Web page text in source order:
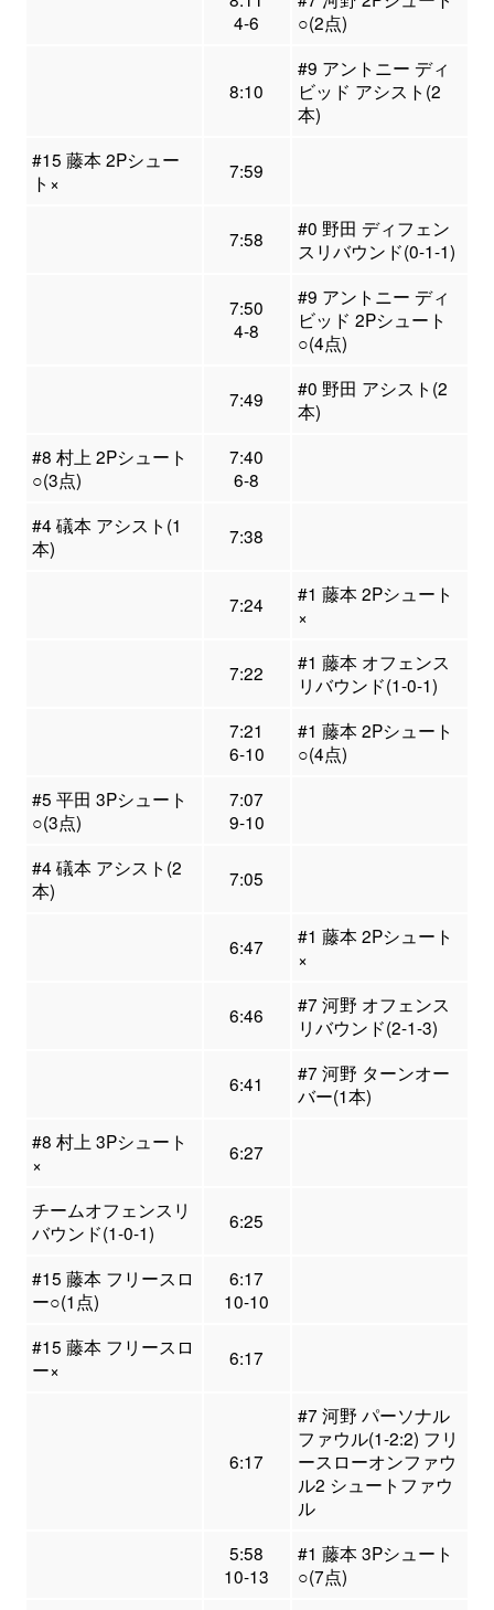
4-6
○(2点)
8:10
#9 アントニー ディ
ビッド アシスト(2
本)
#15 藤本 2Pシュー
ト×
7:59
7:58
#0 野田 ディフェン
スリバウンド(0-1-1)
7:50
4-8
#9 アントニー ディ
ビッド 2Pシュート
○(4点)
7:49
#0 野田 アシスト(2
本)
#8 村上 2Pシュート
○(3点)
7:40
6-8
#4 礒本 アシスト(1
本)
7:38
7:24
#1 藤本 2Pシュート
×
7:22
#1 藤本 オフェンス
リバウンド(1-0-1)
7:21
6-10
#1 藤本 2Pシュート
○(4点)
#5 平田 3Pシュート
○(3点)
7:07
9-10
#4 礒本 アシスト(2
本)
7:05
6:47
#1 藤本 2Pシュート
×
6:46
#7 河野 オフェンス
リバウンド(2-1-3)
6:41
#7 河野 ターンオー
バー(1本)
#8 村上 3Pシュート
×
6:27
チームオフェンスリ
バウンド(1-0-1)
6:25
#15 藤本 フリースロ
ー○(1点)
6:17
10-10
#15 藤本 フリースロ
ー×
6:17
6:17
#7 河野 パーソナル
ファウル(1-2:2) フリ
ースローオンファウ
ル2 シュートファウ
ル
5:58
10-13
#1 藤本 3Pシュート
○(7点)